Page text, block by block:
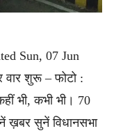
Sun, 07 Jun
वार शुरू – फोटो :
भी, कभी भी। 70
ख़बर सुनें विधानसभा